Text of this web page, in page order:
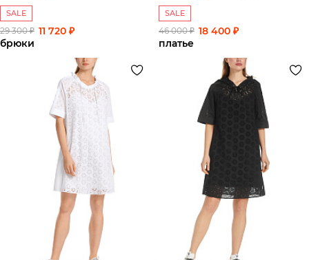
SALE
29 300 ₽ 11 720 ₽
брюки
SALE
46 000 ₽ 18 400 ₽
платье